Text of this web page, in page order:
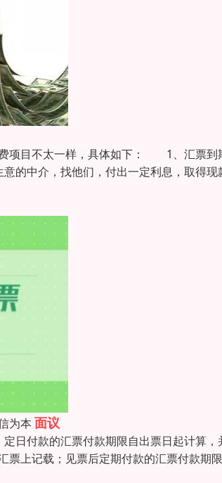
项目不太一样，具体如下： 1、汇票到
中介，找他们，付出一定利息，取得现
为本 面议
日付款的汇票付款期限自出票日起计算
票上记载；见票后定期付款的汇票付款期